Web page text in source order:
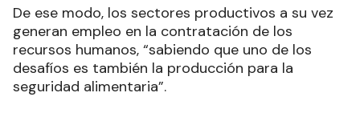
De ese modo, los sectores productivos a su vez
generan empleo en la contratación de los
recursos humanos, “sabiendo que uno de los
desafíos es también la producción para la
seguridad alimentaria”.